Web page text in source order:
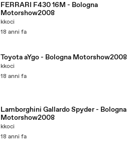
FERRARI F430 16M - Bologna
Motorshow2008
kkoci
18 anni fa
Toyota aYgo - Bologna Motorshow2008
kkoci
18 anni fa
Lamborghini Gallardo Spyder - Bologna
Motorshow2008
kkoci
18 anni fa